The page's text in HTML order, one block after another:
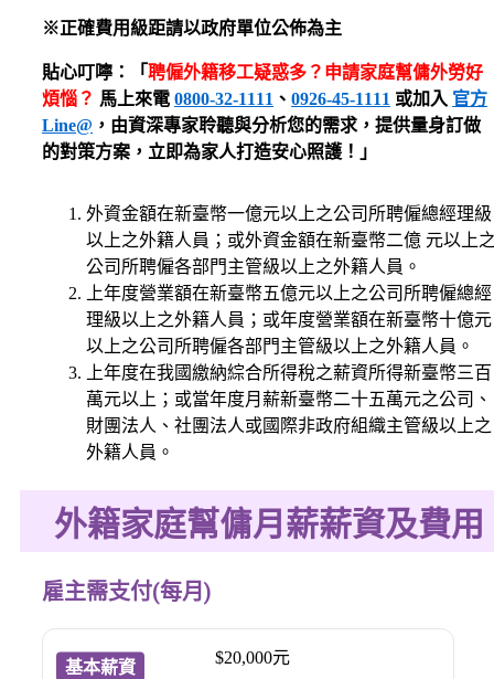
※正確費用級距請以政府單位公佈為主
貼心叮嚀：「聘僱外籍移工疑惑多？申請家庭幫傭外勞好
煩惱？ 馬上來電 0800-32-1111 、 0926-45-1111 或加入 官方
Line@ ，由資深專家聆聽與分析您的需求，提供量身訂做
的對策方案，立即為家人打造安心照護！」
外資金額在新臺幣一億元以上之公司所聘僱總經理級
以上之外籍人員；或外資金額在新臺幣二億 元以上
公司所聘僱各部門主管級以上之外籍人員。
上年度營業額在新臺幣五億元以上之公司所聘僱總經
理級以上之外籍人員；或年度營業額在新臺幣十億元
以上之公司所聘僱各部門主管級以上之外籍人員。
上年度在我國繳納綜合所得稅之薪資所得新臺幣三百
萬元以上；或當年度月薪新臺幣二十五萬元之公司、
財團法人、社團法人或國際非政府組織主管級以上之
外籍人員。
外籍家庭幫傭月薪薪資及費用
雇主需支付(每月)
$20,000元